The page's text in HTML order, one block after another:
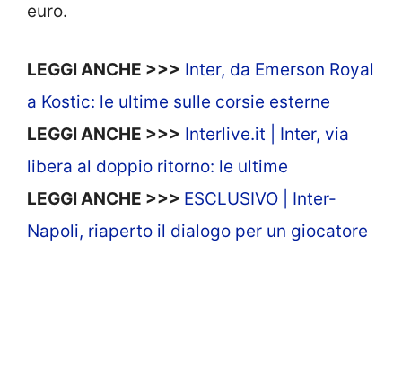
euro.
LEGGI ANCHE >>> Inter, da Emerson Royal
a Kostic: le ultime sulle corsie esterne
LEGGI ANCHE >>> Interlive.it | Inter, via
libera al doppio ritorno: le ultime
LEGGI ANCHE >>> ESCLUSIVO | Inter-
Napoli, riaperto il dialogo per un giocatore